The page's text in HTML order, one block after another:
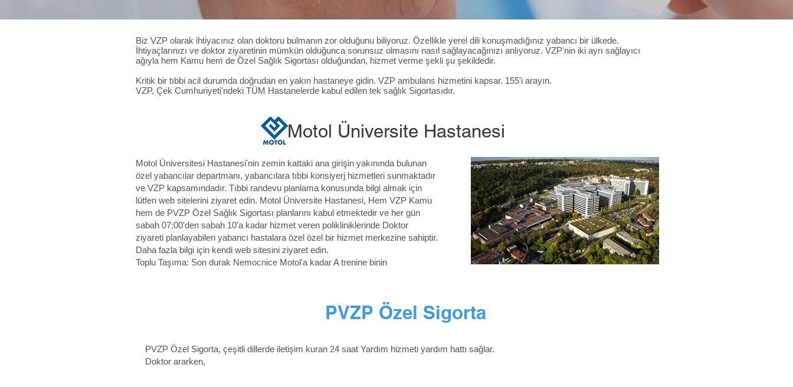
Biz VZP olarak ihtiyacınız olan doktoru bulmanın zor olduğunu biliyoruz. Özellikle yerel dili konuşmadığınız yabancı bir ülkede.
İhtiyaçlarınızı ve doktor ziyaretinin mümkün olduğunca sorunsuz olmasını nasıl sağlayacağınızı anlıyoruz. VZP'nin iki ayrı sağlayıcı
ağıyla hem Kamu hem de Özel Sağlık Sigortası olduğundan, hizmet verme şekli şu şekildedir.
Kritik bir tıbbi acil durumda doğrudan en yakın hastaneye gidin. VZP ambulans hizmetini kapsar. 155'i arayın.
VZP, Çek Cumhuriyeti'ndeki TÜM Hastanelerde kabul edilen tek sağlık Sigortasıdır.
Motol Üniversite Hastanesi
Motol Üniversitesi Hastanesi'nin zemin kattaki ana girişin yakınında bulunan
özel yabancılar departmanı, yabancılara tıbbi konsiyerj hizmetleri sunmaktadır
ve VZP kapsamındadır. Tıbbi randevu planlama konusunda bilgi almak için
lütfen web sitelerini ziyaret edin. Motol Üniversite Hastanesi, Hem VZP Kamu
hem de PVZP Özel Sağlık Sigortası planlarını kabul etmektedir ve her gün
sabah 07:00'den sabah 10'a kadar hizmet veren polikliniklerinde Doktor
ziyareti planlayabilen yabancı hastalara özel özel bir hizmet merkezine sahiptir.
Daha fazla bilgi için kendi web sitesini ziyaret edin.
Toplu Taşıma: Son durak Nemocnice Motol'a kadar A trenine binin
PVZP Özel Sigorta
PVZP Özel Sigorta, çeşitli dillerde iletişim kuran 24 saat Yardım hizmeti yardım hattı sağlar.
Doktor ararken,